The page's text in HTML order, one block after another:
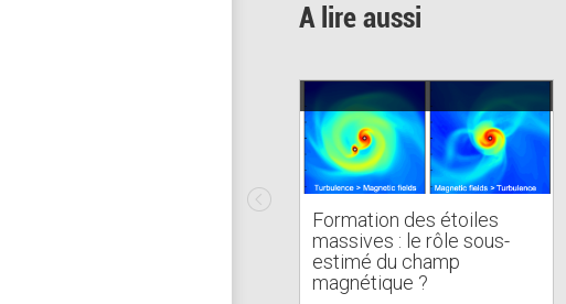
A lire aussi
Formation des étoiles
massives : le rôle sous-
estimé du champ
magnétique ?